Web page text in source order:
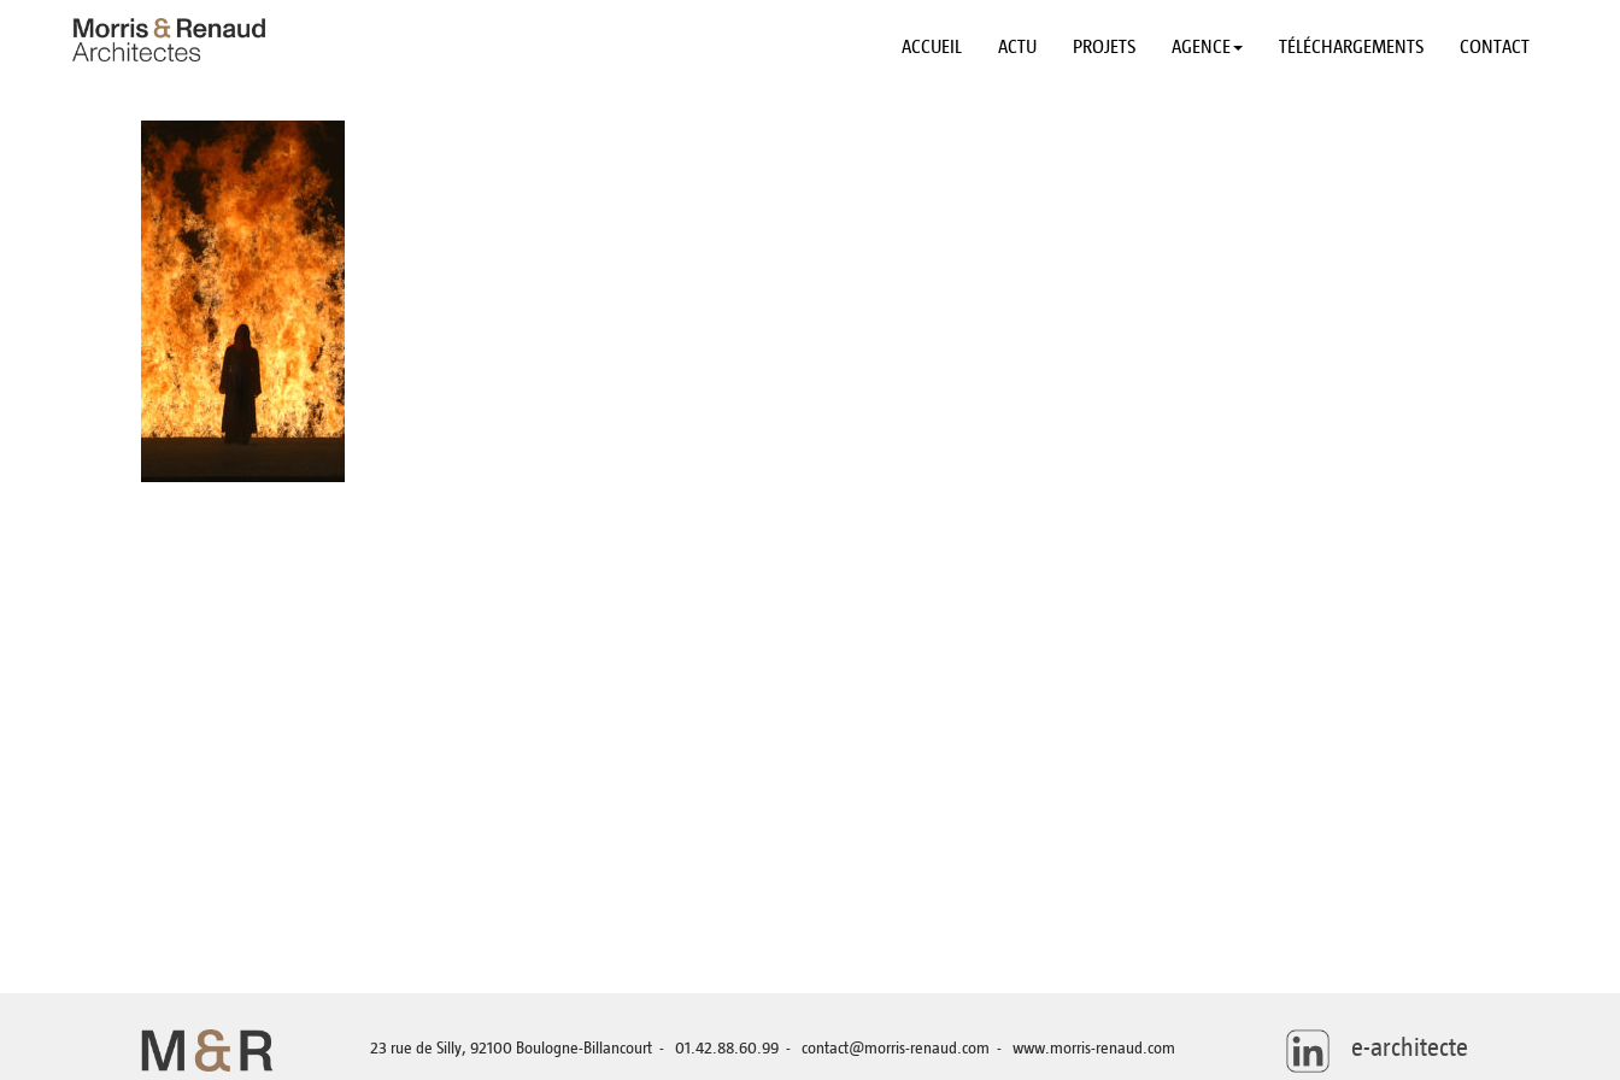
ACCUEIL ACTU PROJETS AGENCE TÉLÉCHARGEMENTS CONTACT
23 rue de Silly, 92100 Boulogne-Billancourt - 01.42.88.60.99 - contact@morris-renaud.com - www.morris-renaud.com e-architecte